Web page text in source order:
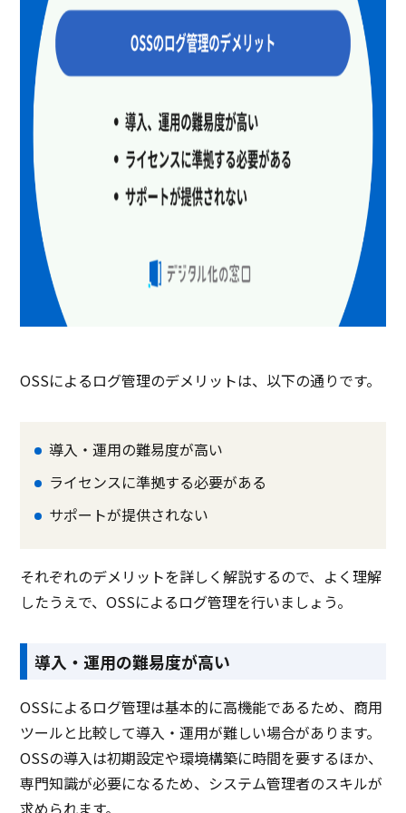
OSSによるログ管理のデメリットは、以下の通りです。
導入・運用の難易度が高い
ライセンスに準拠する必要がある
サポートが提供されない
それぞれのデメリットを詳しく解説するので、よく理解
したうえで、OSSによるログ管理を行いましょう。
導入・運用の難易度が高い
OSSによるログ管理は基本的に高機能であるため、商用
ツールと比較して導入・運用が難しい場合があります。
OSSの導入は初期設定や環境構築に時間を要するほか、
専門知識が必要になるため、システム管理者のスキルが